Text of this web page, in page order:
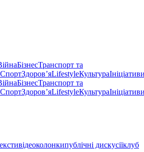
БізнесТранспорт та
СпортЗдоровʼяLifestyleКультура
БізнесТранспорт та
СпортЗдоровʼяLifestyleКультура
відеоколонкипублічні дискусіїклуб